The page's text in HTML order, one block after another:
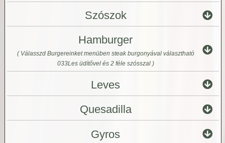
Szószok
Hamburger
( Válasszd Burgereinket menüben steak burgonyával választható
033Les üdítővel és 2 féle szósszal )
Leves
Quesadilla
Gyros